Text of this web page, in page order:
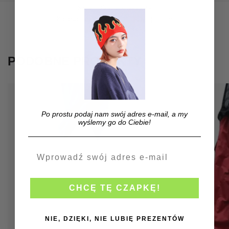
SKU: 8557107347794
Y2K Jeans
Tagi: Jean Pantalon
PODOBNE PRODUKTY
Po prostu podaj nam swój adres e-mail, a my
wyślemy go do Ciebie!
CHCĘ TĘ CZAPKĘ!
NIE, DZIĘKI, NIE LUBIĘ PREZENTÓW